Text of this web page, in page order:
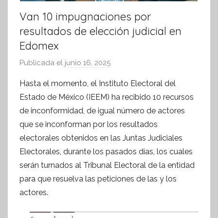
Van 10 impugnaciones por
resultados de elección judicial en
Edomex
Publicada el junio 16, 2025
r
S
í
n
t
e
s
i
n
Hasta el momento, el Instituto Electoral del
Estado de México (IEEM) ha recibido 10 recursos
de inconformidad, de igual número de actores
que se inconforman por los resultados
electorales obtenidos en las Juntas Judiciales
Electorales, durante los pasados días, los cuales
serán turnados al Tribunal Electoral de la entidad
para que resuelva las peticiones de las y los
actores.